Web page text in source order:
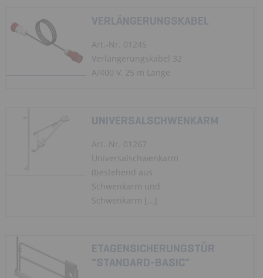
VERLÄNGERUNGSKABEL
Art.-Nr. 01245
Verlängerungskabel 32
A/400 V, 25 m Länge
UNIVERSALSCHWENKARM
Art.-Nr. 01267
Universalschwenkarm
(bestehend aus
Schwenkarm und
Schwenkarm [...]
ETAGENSICHERUNGSTÜR
"STANDARD-BASIC"